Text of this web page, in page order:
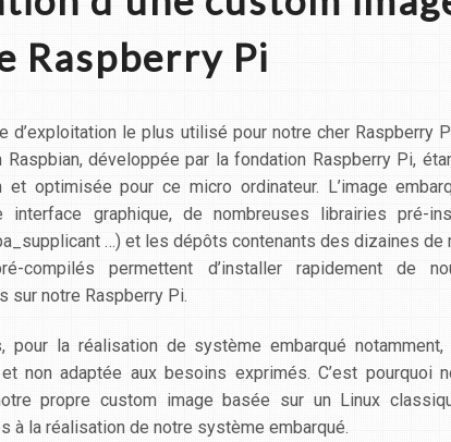
Raspberry Pi
d’exploitation le plus utilisé pour notre cher Raspberry
Raspbian, développée par la fondation Raspberry Pi,
et optimisée pour ce micro ordinateur. L’image
interface graphique, de nombreuses librairies pré-
…) et les dépôts contenants des dizaines de
compilés permettent d’installer rapidement de
sur notre Raspberry Pi.
pour la réalisation de système embarqué
non adaptée aux besoins exprimés. C’est pourquoi
propre custom image basée sur un Linux
à la réalisation de notre système embarqué.